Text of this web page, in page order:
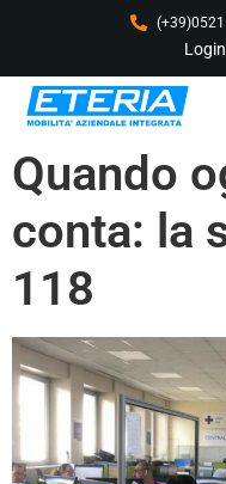
Login
Quando
conta: la
118